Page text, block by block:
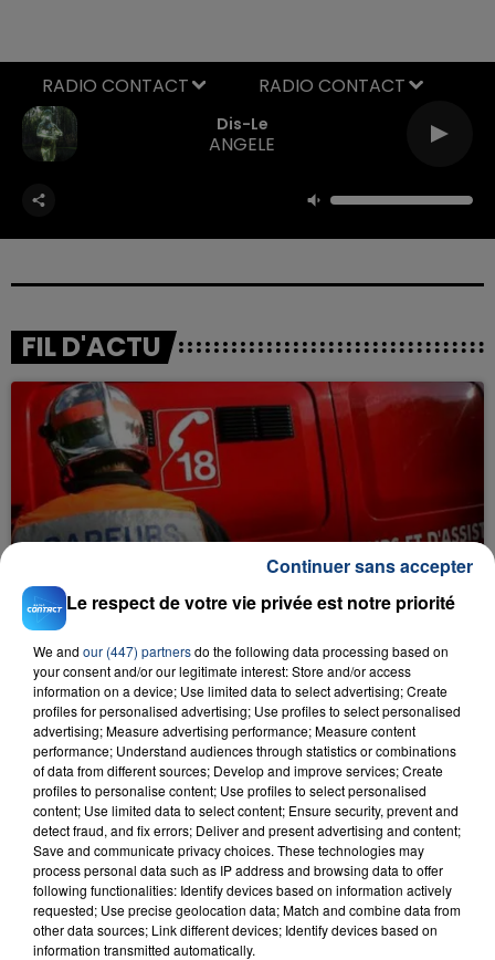
Dis-Le
ANGELE
RADIO CONTACT
FIL D'ACTU
INCENDIE MORTEL À LENS : UNE FEMME ET
SON BÉBÉ ENTRE LA VIE ET LA...
Un homme s'est immolé par le feu après avoir
aspergé sa compagne et leur bébé de trois mois
d'un liquide inflammable.
20 juillet 2026
UNE ADOLESCENTE DEVANT SE FAIRE
OPÉRER DE LA CHEVILLE RESSORT DE LA...
La famille a porté plainte contre la clinique qui a
reconnu sa responsabilité et présenté ses
Le respect de votre vie privée est notre priorité
We and our (447) partnersdo the following data processing based on
your consent and/or our legitimate interest: Store and/or access
information on a device; Use limited data to select advertising; Create
profiles for personalised advertising; Use profiles to select personalised
advertising; Measure advertising performance; Measure content
performance; Understand audiences through statistics or combinations
of data from different sources; Develop and improve services; Create
profiles to personalise content; Use profiles to select personalised
content; Use limited data to select content; Ensure security, prevent and
detect fraud, and fix errors; Deliver and present advertising and content;
Save and communicate privacy choices. These technologies may
process personal data such as IP address and browsing data to offer
following functionalities: Identify devices based on information actively
requested; Use precise geolocation data; Match and combine data from
other data sources; Link different devices; Identify devices based on
information transmitted automatically.
Continuer sans accepter